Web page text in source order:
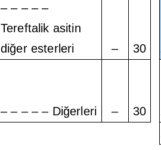
– – – – –
Tereftalik asitin
diğer esterleri
– 30
– – – – – Diğerleri – 30